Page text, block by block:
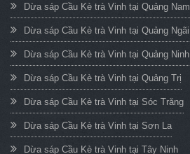
Dừa sáp Cầu Kè trà Vinh tại Quảng Nam
Dừa sáp Cầu Kè trà Vinh tại Quảng Ngãi
Dừa sáp Cầu Kè trà Vinh tại Quảng Ninh
Dừa sáp Cầu Kè trà Vinh tại Quảng Trị
Dừa sáp Cầu Kè trà Vinh tại Sóc Trăng
Dừa sáp Cầu Kè trà Vinh tại Sơn La
Dừa sáp Cầu Kè trà Vinh tại Tây Ninh